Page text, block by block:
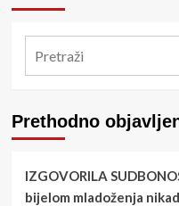
Prethodno
IZGOVORILA
bijelom mladoženja